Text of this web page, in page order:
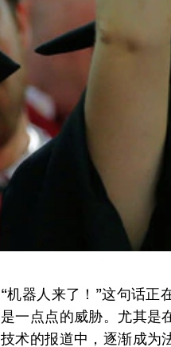
“机器人来了！”这句话正
是一点点的威胁。尤其是
技术的报道中，逐渐成为